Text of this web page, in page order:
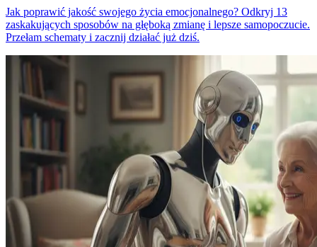
Jak poprawić jakość swojego życia emocjonalnego? Odkryj 13
zaskakujących sposobów na głęboką zmianę i lepsze samopoczucie.
Przełam schematy i zacznij działać już dziś.